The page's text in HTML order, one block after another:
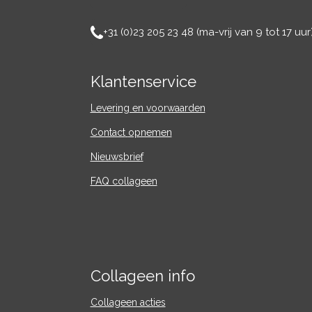
+31 (0)23 205 23 48 (ma-vrij van 9 tot 17
Klantenservice
Levering en voorwaarden
Contact opnemen
Nieuwsbrief
FAQ collageen
Collageen info
Collageen acties